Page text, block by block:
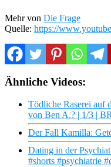
Mehr von Die Frage
Quelle: https://
Ähnliche Videos:
Tödliche Raserei auf
von Ben A.? | 1/3 |
Der Fall Kamilla:
Dating in der
#shorts #psychiatrie